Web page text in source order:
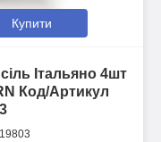
Купити
Італьяно 4шт
Код/Артикул